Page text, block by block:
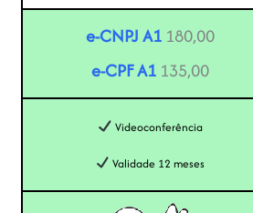
e-CNPJ A1 180,00
e-CPF A1 135,00
Videoconferência
Validade 12 meses